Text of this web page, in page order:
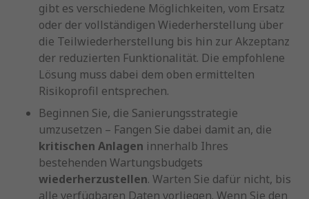
gibt es verschiedene Möglichkeiten, vom Ersatz
oder der vollständigen Wiederherstellung über
die Teilwiederherstellung bis hin zur Akzeptanz
der reduzierten Funktionalität. Die empfohlene
Lösung muss dabei dem oben ermittelten
Risikoprofil entsprechen.
Beginnen Sie, die Sanierungsstrategie
umzusetzen – Fangen Sie dabei damit an, die
kritischen Anlagen innerhalb Ihres
bestehenden Wartungsbudgets
wiederherzustellen. Warten Sie dafür nicht, bis
alle verfügbaren Daten vorliegen. Wenn Sie den